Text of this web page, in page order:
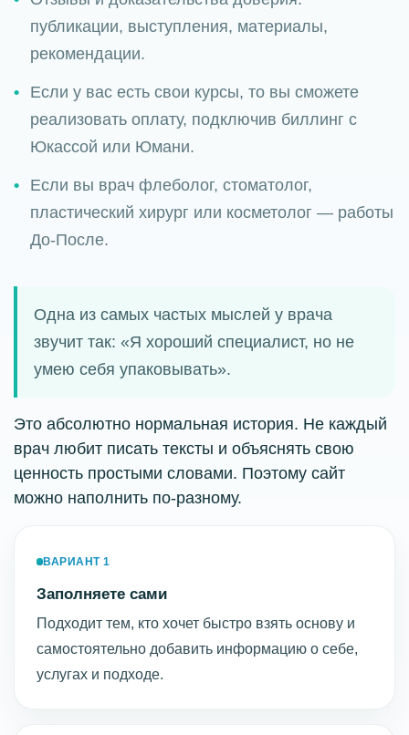
публикации, выступления, материалы,
рекомендации.
Если у вас есть свои курсы, то вы сможете
реализовать оплату, подключив биллинг с
Юкассой или Юмани.
Если вы врач флеболог, стоматолог,
пластический хирург или косметолог — работы
До-После.
Одна из самых частых мыслей у врача
звучит так: «Я хороший специалист, но не
умею себя упаковывать».
Это абсолютно нормальная история. Не каждый
врач любит писать тексты и объяснять свою
ценность простыми словами. Поэтому сайт
можно наполнить по-разному.
ВАРИАНТ 1
Заполняете сами
Подходит тем, кто хочет быстро взять основу и
самостоятельно добавить информацию о себе,
услугах и подходе.